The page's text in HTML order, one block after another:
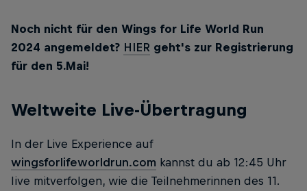
Noch nicht für den Wings for Life World Run
2024 angemeldet? HIER geht's zur Registrierung
für den 5.Mai!
Weltweite Live-Übertragung
In der Live Experience auf
wingsforlifeworldrun.com kannst du ab 12:45 Uhr
live mitverfolgen, wie die Teilnehmerinnen des 11.